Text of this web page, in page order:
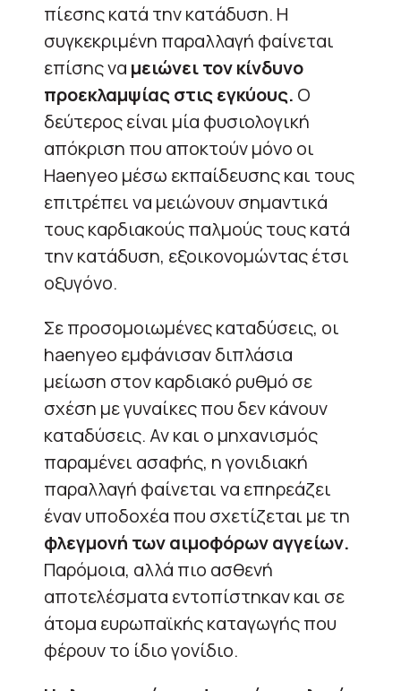
πίεσης κατά την κατάδυση. Η
συγκεκριμένη παραλλαγή φαίνεται
επίσης να μειώνει τον κίνδυνο
προεκλαμψίας στις εγκύους. Ο
δεύτερος είναι μία φυσιολογική
απόκριση που αποκτούν μόνο οι
Haenyeo μέσω εκπαίδευσης και τους
επιτρέπει να μειώνουν σημαντικά
τους καρδιακούς παλμούς τους κατά
την κατάδυση, εξοικονομώντας έτσι
οξυγόνο.
Σε προσομοιωμένες καταδύσεις, οι
haenyeo εμφάνισαν διπλάσια
μείωση στον καρδιακό ρυθμό σε
σχέση με γυναίκες που δεν κάνουν
καταδύσεις. Αν και ο μηχανισμός
παραμένει ασαφής, η γονιδιακή
παραλλαγή φαίνεται να επηρεάζει
έναν υποδοχέα που σχετίζεται με τη
φλεγμονή των αιμοφόρων αγγείων.
Παρόμοια, αλλά πιο ασθενή
αποτελέσματα εντοπίστηκαν και σε
άτομα ευρωπαϊκής καταγωγής που
φέρουν το ίδιο γονίδιο.